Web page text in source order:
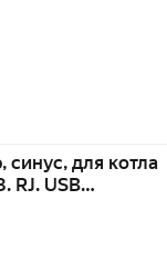
синус, для котла
RJ. USB